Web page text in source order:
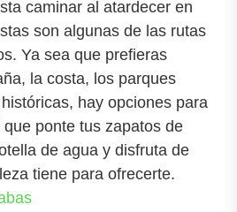
caminar al atardecer en
son algunas de las rutas
Ya sea que prefieras
la costa, los parques
hay opciones para
ponte tus zapatos de
de agua y disfruta de
tiene para ofrecerte.